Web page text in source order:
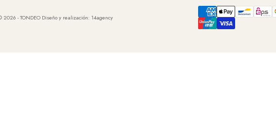
2026 - TONDEO Diseño y realización: 14agency